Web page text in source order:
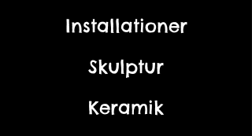
Installationer
Skulptur
Keramik